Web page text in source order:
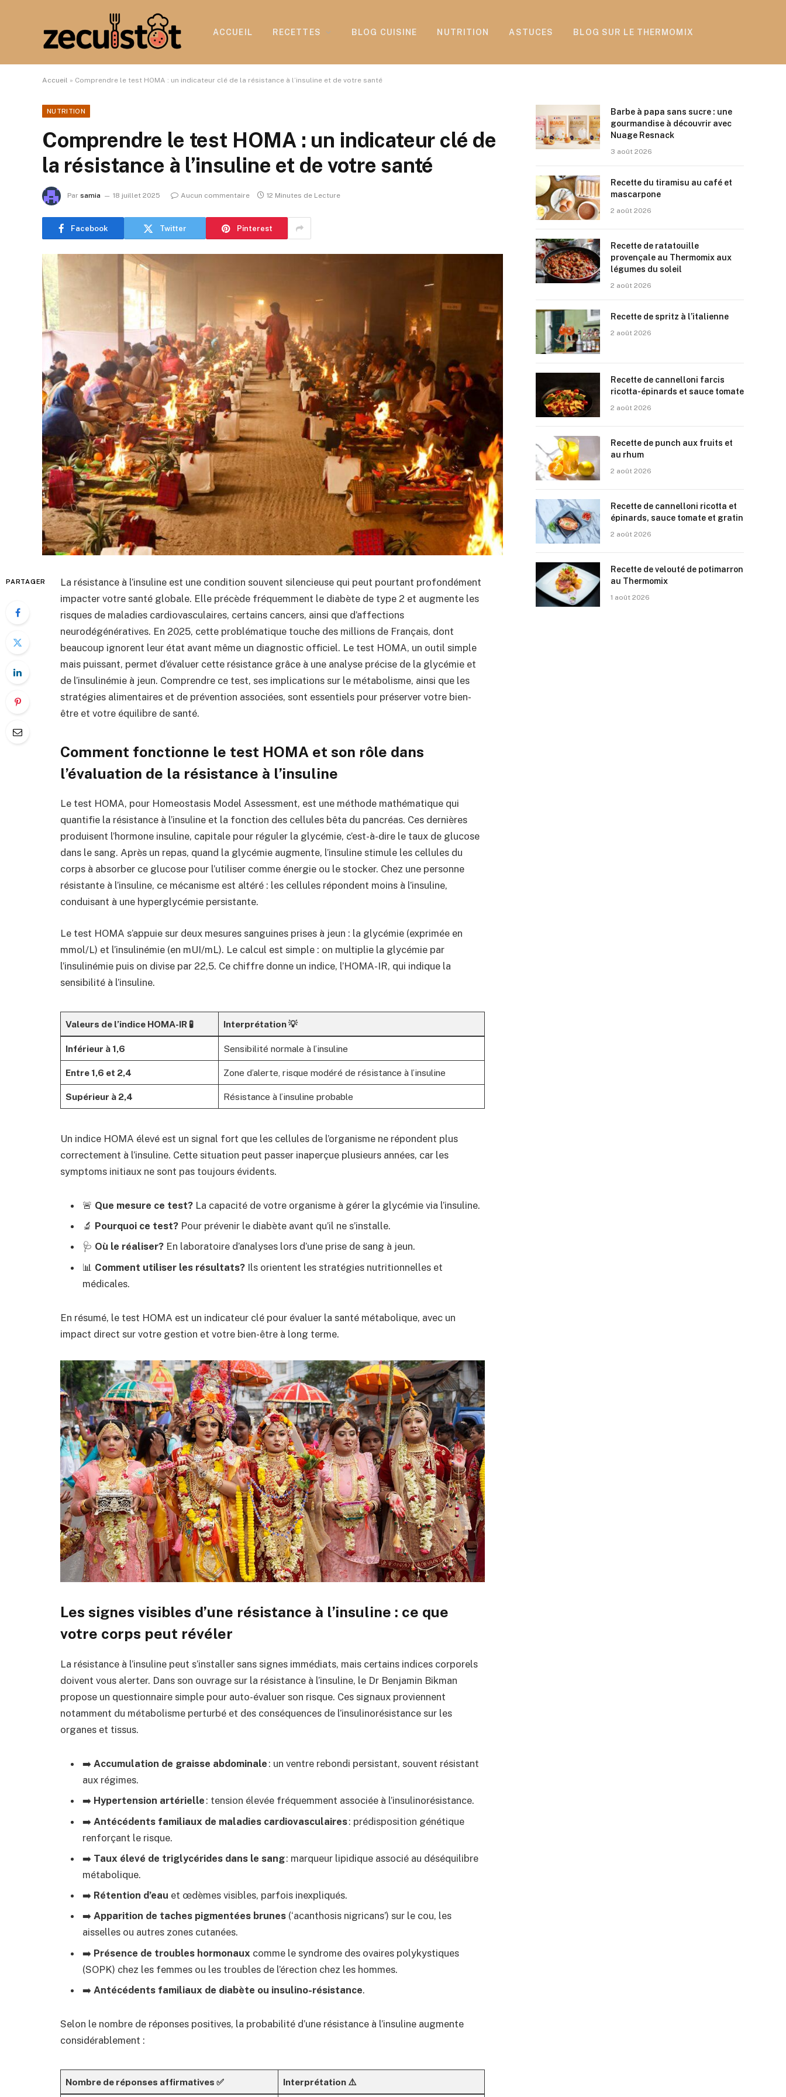
ACCUEIL RECETTES BLOG CUISINE NUTRITION ASTUCES BLOG SUR LE THERMOMIX
Accueil » Comprendre le test HOMA : un indicateur clé de la résistance à l’insuline et de votre santé
NUTRITION
Comprendre le test HOMA : un indicateur clé de
la résistance à l’insuline et de votre santé
Par samia 18 juillet 2025 Aucun commentaire 12 Minutes de Lecture
Facebook Twitter Pinterest
PARTAGER
La résistance à l’insuline est une condition souvent silencieuse qui peut pourtant profondément
impacter votre santé globale. Elle précède fréquemment le diabète de type 2 et augmente les
risques de maladies cardiovasculaires, certains cancers, ainsi que d’affections
neurodégénératives. En 2025, cette problématique touche des millions de Français, dont
beaucoup ignorent leur état avant même un diagnostic officiel. Le test HOMA, un outil simple
mais puissant, permet d’évaluer cette résistance grâce à une analyse précise de la glycémie et
de l’insulinémie à jeun. Comprendre ce test, ses implications sur le métabolisme, ainsi que les
stratégies alimentaires et de prévention associées, sont essentiels pour préserver votre bien-
être et votre équilibre de santé.
Comment fonctionne le test HOMA et son rôle dans
l’évaluation de la résistance à l’insuline
Le test HOMA, pour Homeostasis Model Assessment, est une méthode mathématique qui
quantifie la résistance à l’insuline et la fonction des cellules bêta du pancréas. Ces dernières
produisent l’hormone insuline, capitale pour réguler la glycémie, c’est-à-dire le taux de glucose
dans le sang. Après un repas, quand la glycémie augmente, l’insuline stimule les cellules du
corps à absorber ce glucose pour l’utiliser comme énergie ou le stocker. Chez une personne
résistante à l’insuline, ce mécanisme est altéré : les cellules répondent moins à l’insuline,
conduisant à une hyperglycémie persistante.
Le test HOMA s’appuie sur deux mesures sanguines prises à jeun : la glycémie (exprimée en
mmol/L) et l’insulinémie (en mUI/mL). Le calcul est simple : on multiplie la glycémie par
l’insulinémie puis on divise par 22,5. Ce chiffre donne un indice, l’HOMA-IR, qui indique la
sensibilité à l’insuline.
Valeurs de l’indice HOMA-IR 🧪 Interprétation 💡
Inférieur à 1,6 Sensibilité normale à l’insuline
Entre 1,6 et 2,4 Zone d’alerte, risque modéré de résistance à l’insuline
Supérieur à 2,4 Résistance à l’insuline probable
Un indice HOMA élevé est un signal fort que les cellules de l’organisme ne répondent plus
correctement à l’insuline. Cette situation peut passer inaperçue plusieurs années, car les
symptoms initiaux ne sont pas toujours évidents.
🚨 Que mesure ce test? La capacité de votre organisme à gérer la glycémie via l’insuline.
🔬 Pourquoi ce test? Pour prévenir le diabète avant qu’il ne s’installe.
🩺 Où le réaliser? En laboratoire d’analyses lors d’une prise de sang à jeun.
📊 Comment utiliser les résultats? Ils orientent les stratégies nutritionnelles et
médicales.
En résumé, le test HOMA est un indicateur clé pour évaluer la santé métabolique, avec un
impact direct sur votre gestion et votre bien-être à long terme.
Les signes visibles d’une résistance à l’insuline : ce que
votre corps peut révéler
La résistance à l’insuline peut s’installer sans signes immédiats, mais certains indices corporels
doivent vous alerter. Dans son ouvrage sur la résistance à l’insuline, le Dr Benjamin Bikman
propose un questionnaire simple pour auto-évaluer son risque. Ces signaux proviennent
notamment du métabolisme perturbé et des conséquences de l’insulinorésistance sur les
organes et tissus.
➡️ Accumulation de graisse abdominale : un ventre rebondi persistant, souvent résistant
aux régimes.
➡️ Hypertension artérielle : tension élevée fréquemment associée à l’insulinorésistance.
➡️ Antécédents familiaux de maladies cardiovasculaires: prédisposition génétique
renforçant le risque.
➡️ Taux élevé de triglycérides dans le sang: marqueur lipidique associé au déséquilibre
métabolique.
➡️ Rétention d’eau et œdèmes visibles, parfois inexpliqués.
➡️ Apparition de taches pigmentées brunes (‘acanthosis nigricans’) sur le cou, les
aisselles ou autres zones cutanées.
➡️ Présence de troubles hormonaux comme le syndrome des ovaires polykystiques
(SOPK) chez les femmes ou les troubles de l’érection chez les hommes.
➡️ Antécédents familiaux de diabète ou insulino-résistance.
Selon le nombre de réponses positives, la probabilité d’une résistance à l’insuline augmente
considérablement :
Nombre de réponses affirmatives ✅ Interprétation ⚠️
Barbe à papa sans sucre : une
gourmandise à découvrir avec
Nuage Resnack
3 août 2026
Recette du tiramisu au café et
mascarpone
2 août 2026
Recette de ratatouille
provençale au Thermomix aux
légumes du soleil
2 août 2026
Recette de spritz à l’italienne
2 août 2026
Recette de cannelloni farcis
ricotta-épinards et sauce tomate
2 août 2026
Recette de punch aux fruits et
au rhum
2 août 2026
Recette de cannelloni ricotta et
épinards, sauce tomate et gratin
2 août 2026
Recette de velouté de potimarron
au Thermomix
1 août 2026